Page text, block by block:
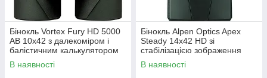
Бінокль Vortex Fury HD 5000
AB 10х42 з далекоміром і
балістичним калькулятором
В наявності
Бінокль Alpen Optics Apex
Steady 14x42 HD зі
стабілізацією зображення
В наявності